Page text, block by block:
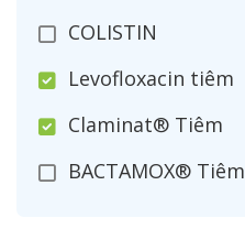
COLISTIN
Levofloxacin tiêm
Claminat® Tiêm
BACTAMOX® Tiêm